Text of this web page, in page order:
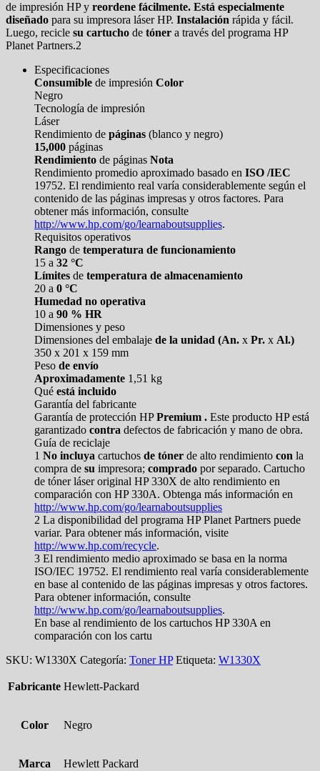
de impresión HP y reordene fácilmente. Está especialmente
diseñado para su impresora láser HP. Instalación rápida y fácil.
Luego, recicle su cartucho de tóner a través del programa HP
Planet Partners.2
Especificaciones
Consumible de impresión Color
Negro
Tecnología de impresión
Láser
Rendimiento de páginas (blanco y negro)
15,000 páginas
Rendimiento de páginas Nota
Rendimiento promedio aproximado basado en ISO /IEC
19752. El rendimiento real varía considerablemente según el
contenido de las páginas impresas y otros factores. Para
obtener más información, consulte
http://www.hp.com/go/learnaboutsupplies.
Requisitos operativos
Rango de temperatura de funcionamiento
15 a 32 °C
Límites de temperatura de almacenamiento
20 a 0 °C
Humedad no operativa
10 a 90 % HR
Dimensiones y peso
Dimensiones del embalaje de la unidad (An. x Pr. x Al.)
350 x 201 x 159 mm
Peso de envío
Aproximadamente 1,51 kg
Qué está incluido
Garantía del fabricante
Garantía de protección HPPremium . Este producto HP está
garantizado contra defectos de fabricación y mano de obra.
Guía de reciclaje
1 No incluya cartuchos de tóner de alto rendimiento con la
compra de su impresora; comprado por separado. Cartucho
de tóner láser original HP 330X de alto rendimiento en
comparación con HP 330A. Obtenga más información en
http://www.hp.com/go/learnaboutsupplies
2 La disponibilidad del programa HP Planet Partners puede
variar. Para obtener más información, visite
http://www.hp.com/recycle.
3 El rendimiento medio aproximado se basa en la norma
ISO/IEC 19752. El rendimiento real varía considerablemente
en base al contenido de las páginas impresas y otros factores.
Para obtener información, consulte
http://www.hp.com/go/learnaboutsupplies.
En base al rendimiento de los cartuchos HP 330A en
comparación con los cartu
SKU: W1330X Categoría: Toner HP Etiqueta: W1330X
Fabricante Hewlett-Packard
Color Negro
Marca Hewlett Packard